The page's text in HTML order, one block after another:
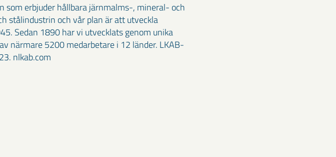
som erbjuder hållbara järnmalms-, mineral- och
stålindustrin och vår plan är att utveckla
Sedan 1890 har vi utvecklats genom unika
närmare 5200 medarbetare i 12 länder. LKAB-
nlkab.com